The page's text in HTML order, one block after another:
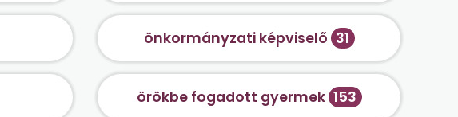
önkormányzati képviselő 31
örökbe fogadott gyermek 153